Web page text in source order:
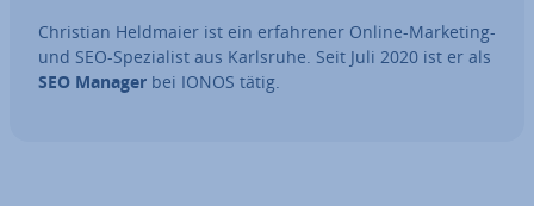
Christian Heldmaier ist ein er­fah­re­ner Online-Marketing-
und SEO-Spe­zia­list aus Karlsruhe. Seit Juli 2020 ist er als
SEO Manager bei IONOS tätig.